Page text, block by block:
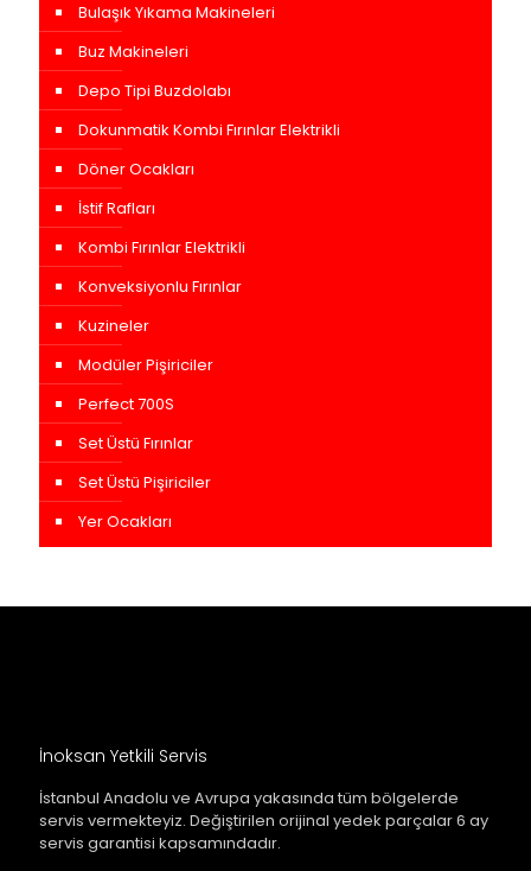
Bulaşık Yıkama Makineleri
Buz Makineleri
Depo Tipi Buzdolabı
Dokunmatik Kombi Fırınlar Elektrikli
Döner Ocakları
İstif Rafları
Kombi Fırınlar Elektrikli
Konveksiyonlu Fırınlar
Kuzineler
Modüler Pişiriciler
Perfect 700S
Set Üstü Fırınlar
Set Üstü Pişiriciler
Yer Ocakları
İnoksan Yetkili Servis
İstanbul Anadolu ve Avrupa yakasında tüm bölgelerde
servis vermekteyiz. Değiştirilen orijinal yedek parçalar 6 ay
servis garantisi kapsamındadır.